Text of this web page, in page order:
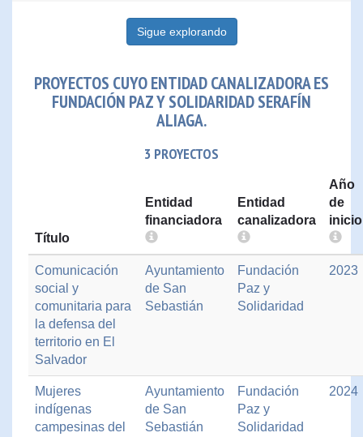
Sigue explorando
PROYECTOS CUYO ENTIDAD CANALIZADORA ES
FUNDACIÓN PAZ Y SOLIDARIDAD SERAFÍN
ALIAGA.
3 PROYECTOS
Título
Entidad
financiadora
Entidad
canalizadora
Año
de
inicio
Comunicación
social y
comunitaria para
la defensa del
territorio en El
Salvador
Ayuntamiento
de San
Sebastián
Fundación
Paz y
Solidaridad
2023
Mujeres
indígenas
campesinas del
Ayuntamiento
de San
Sebastián
Fundación
Paz y
Solidaridad
2024